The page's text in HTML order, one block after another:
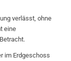
verlässt, ohne
eine
im Erdgeschoss